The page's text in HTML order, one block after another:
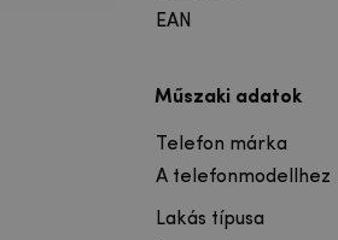
EAN
Műszaki adatok
Telefon márka
A telefonmodellhez
Lakás típusa